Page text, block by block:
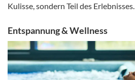
Kulisse, sondern Teil des Erlebnisses.
Entspannung & Wellness